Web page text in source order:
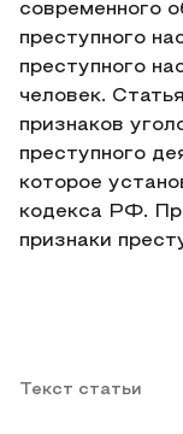
современного
преступного
преступного
человек.
признаков
преступного
которое
кодекса РФ.
признаки
Текст статьи